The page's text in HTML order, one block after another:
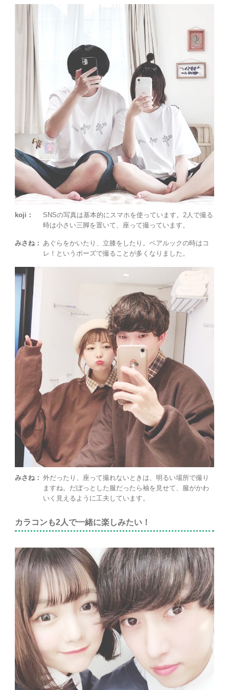
koji：
SNSの写真は基本的にスマホを使っています。2人で撮る
時は小さい三脚を置いて、座って撮っています。
みさね： あぐらをかいたり、立膝をしたり。ペアルックの時はコ
レ！というポーズで撮ることが多くなりました。
みさね： 外だったり、座って撮れないときは、明るい場所で撮り
ますね。だぼっとした服だったら袖を見せて、服がかわ
いく見えるように工夫しています。
カラコンも2人で一緒に楽しみたい！